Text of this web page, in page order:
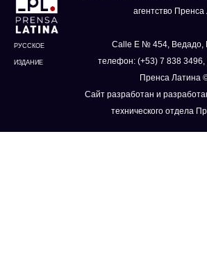
РУССКОЕ
ИЗДАНИЕ
агентство
Calle E № 454, Ведадо,
телефон: (+53) 7 838 3496,
Пренса Латина
Сайт разработан и
технического отдела